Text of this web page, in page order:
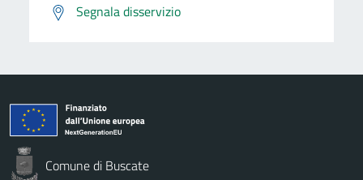
Segnala disservizio
Comune di Buscate